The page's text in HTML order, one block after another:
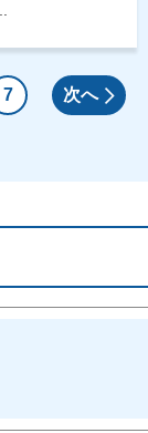
7 次へ